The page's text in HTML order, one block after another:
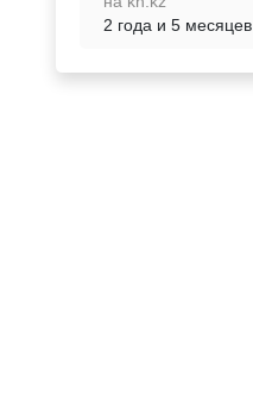
2 года и 5 месяцев